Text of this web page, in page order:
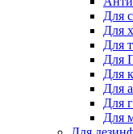
Для
Для
Для
Для
Для
Для
Для
Для